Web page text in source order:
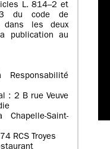
L. 814–2 et
du code de
dans les deux
publication au
Responsabilité
: 2 B rue Veuve
Saint-
RCS Troyes